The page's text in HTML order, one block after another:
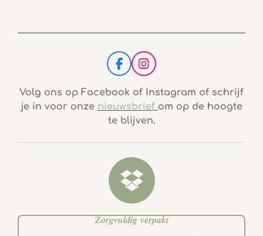
F
a
c
b
o
k
I
n
s
t
a
g
a
Volg ons op Facebook of Instagram of schrijf
je in voor onze nieuwsbrief om op de hoogte
te blijven.
𝒁𝒐𝒓𝒈𝒗𝒖𝒍𝒅𝒊𝒈 𝒗𝒆𝒓𝒑𝒂𝒌𝒕